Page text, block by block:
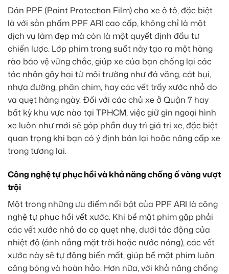
Dán PPF (Paint Protection Film) cho xe ô tô, đặc biệt
là với sản phẩm PPF ARI cao cấp, không chỉ là một
dịch vụ làm đẹp mà còn là một quyết định đầu tư
chiến lược. Lớp phim trong suốt này tạo ra một hàng
rào bảo vệ vững chắc, giúp xe của bạn chống lại các
tác nhân gây hại từ môi trường như đá văng, cát bụi,
nhựa đường, phân chim, hay các vết trầy xước nhỏ do
va quẹt hàng ngày. Đối với các chủ xe ở Quận 7 hay
bất kỳ khu vực nào tại TPHCM, việc giữ gìn ngoại hình
xe luôn như mới sẽ góp phần duy trì giá trị xe, đặc biệt
quan trọng khi bạn có ý định bán lại hoặc nâng cấp xe
trong tương lai.
Công nghệ tự phục hồi và khả năng chống ố vàng vượt
trội
Một trong những ưu điểm nổi bật của PPF ARI là công
nghệ tự phục hồi vết xước. Khi bề mặt phim gặp phải
các vết xước nhỏ do cọ quẹt nhẹ, dưới tác động của
nhiệt độ (ánh nắng mặt trời hoặc nước nóng), các vết
xước này sẽ tự động biến mất, giúp bề mặt phim luôn
căng bóng và hoàn hảo. Hơn nữa, với khả năng chống